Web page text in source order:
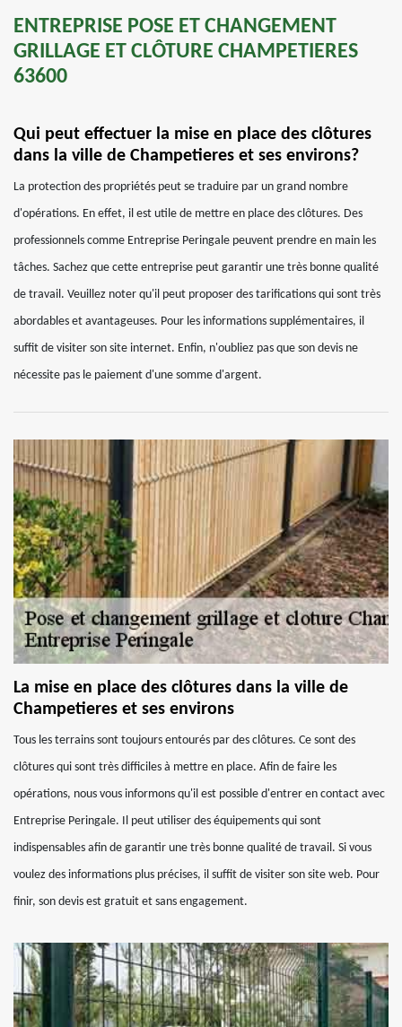
ENTREPRISE POSE ET CHANGEMENT
GRILLAGE ET CLÔTURE CHAMPETIERES
63600
Qui peut effectuer la mise en place des clôtures
dans la ville de Champetieres et ses environs?
La protection des propriétés peut se traduire par un grand nombre
d'opérations. En effet, il est utile de mettre en place des clôtures. Des
professionnels comme Entreprise Peringale peuvent prendre en main les
tâches. Sachez que cette entreprise peut garantir une très bonne qualité
de travail. Veuillez noter qu'il peut proposer des tarifications qui sont très
abordables et avantageuses. Pour les informations supplémentaires, il
suffit de visiter son site internet. Enfin, n'oubliez pas que son devis ne
nécessite pas le paiement d'une somme d'argent.
La mise en place des clôtures dans la ville de
Champetieres et ses environs
Tous les terrains sont toujours entourés par des clôtures. Ce sont des
clôtures qui sont très difficiles à mettre en place. Afin de faire les
opérations, nous vous informons qu'il est possible d'entrer en contact avec
Entreprise Peringale. Il peut utiliser des équipements qui sont
indispensables afin de garantir une très bonne qualité de travail. Si vous
voulez des informations plus précises, il suffit de visiter son site web. Pour
finir, son devis est gratuit et sans engagement.